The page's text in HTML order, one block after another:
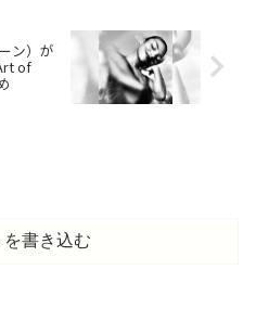
ン）が
of
を書き込む